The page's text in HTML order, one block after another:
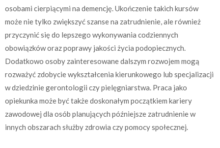
osobami cierpiącymi na demencję. Ukończenie takich kursów
może nie tylko zwiększyć szanse na zatrudnienie, ale również
przyczynić się do lepszego wykonywania codziennych
obowiązków oraz poprawy jakości życia podopiecznych.
Dodatkowo osoby zainteresowane dalszym rozwojem mogą
rozważyć zdobycie wykształcenia kierunkowego lub specjalizacji
w dziedzinie gerontologii czy pielęgniarstwa. Praca jako
opiekunka może być także doskonałym początkiem kariery
zawodowej dla osób planujących późniejsze zatrudnienie w
innych obszarach służby zdrowia czy pomocy społecznej.